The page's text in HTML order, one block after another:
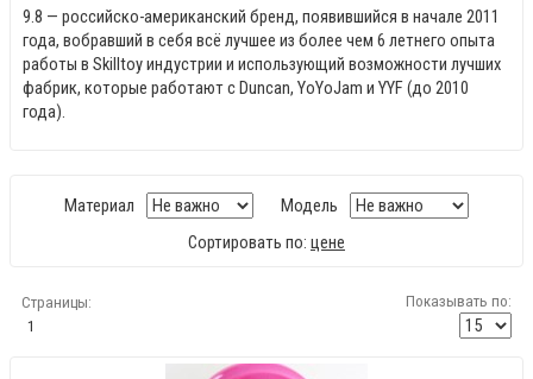
9.8 — российско-американский бренд, появившийся в начале 2011
года, вобравший в себя всё лучшее из более чем 6 летнего опыта
работы в Skilltoy индустрии и использующий возможности лучших
фабрик, которые работают с Duncan, YoYoJam и YYF (до 2010
года).
Материал
Модель
Сортировать по: цене
Страницы:
1
Показывать по: